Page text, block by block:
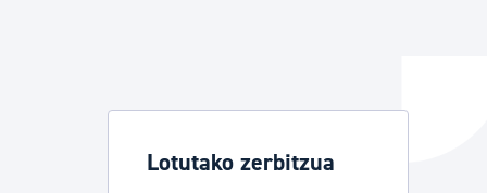
eta bizikidetzaLotutako zerbitzua